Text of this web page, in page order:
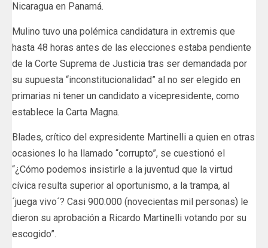
Nicaragua en Panamá.
Mulino tuvo una polémica candidatura in extremis que
hasta 48 horas antes de las elecciones estaba pendiente
de la Corte Suprema de Justicia tras ser demandada por
su supuesta “inconstitucionalidad” al no ser elegido en
primarias ni tener un candidato a vicepresidente, como
establece la Carta Magna.
Blades, crítico del expresidente Martinelli a quien en otras
ocasiones lo ha llamado “corrupto”, se cuestionó el
“¿Cómo podemos insistirle a la juventud que la virtud
cívica resulta superior al oportunismo, a la trampa, al
´juega vivo´? Casi 900.000 (novecientas mil personas) le
dieron su aprobación a Ricardo Martinelli votando por su
escogido”.